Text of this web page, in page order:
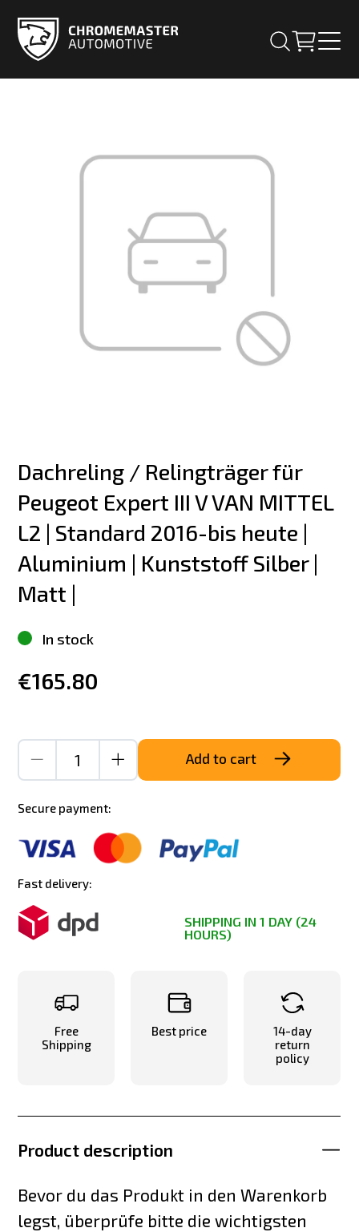
Dachreling / Relingträger für
Peugeot Expert III V VAN MITTEL
L2 | Standard 2016-bis heute |
Aluminium | Kunststoff Silber |
Matt |
In stock
€165.80
Add to cart
Secure payment:
Fast delivery:
SHIPPING IN 1 DAY (24
HOURS)
Free
Shipping
Best price
14-day
return
policy
Product description
Bevor du das Produkt in den Warenkorb
legst, überprüfe bitte die wichtigsten